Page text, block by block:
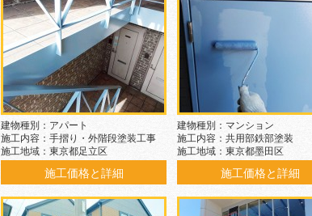
建物種別：アパート
施工内容：手摺り・外階段塗装工事
施工地域：東京都足立区
施工価格と詳細
建物種別：マンション
施工内容：共用部鉄部塗装
施工地域：東京都墨田区
施工価格と詳細